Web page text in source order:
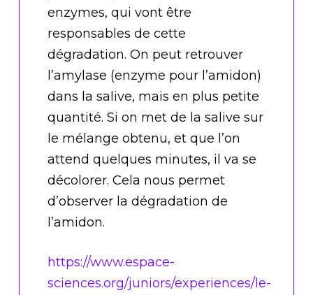
enzymes, qui vont être
responsables de cette
dégradation. On peut retrouver
l’amylase (enzyme pour l’amidon)
dans la salive, mais en plus petite
quantité. Si on met de la salive sur
le mélange obtenu, et que l’on
attend quelques minutes, il va se
décolorer. Cela nous permet
d’observer la dégradation de
l’amidon.
https://www.espace-
sciences.org/juniors/experiences/le-